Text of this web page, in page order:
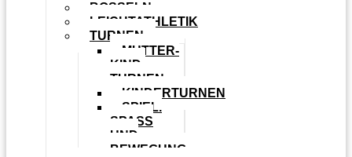
BOSSELN
LEICHTATHLETIK
TURNEN
MUTTER-
KIND-
TURNEN
KINDERTURNEN
SPIEL.
SPASS U
ND B
EWEGUNG